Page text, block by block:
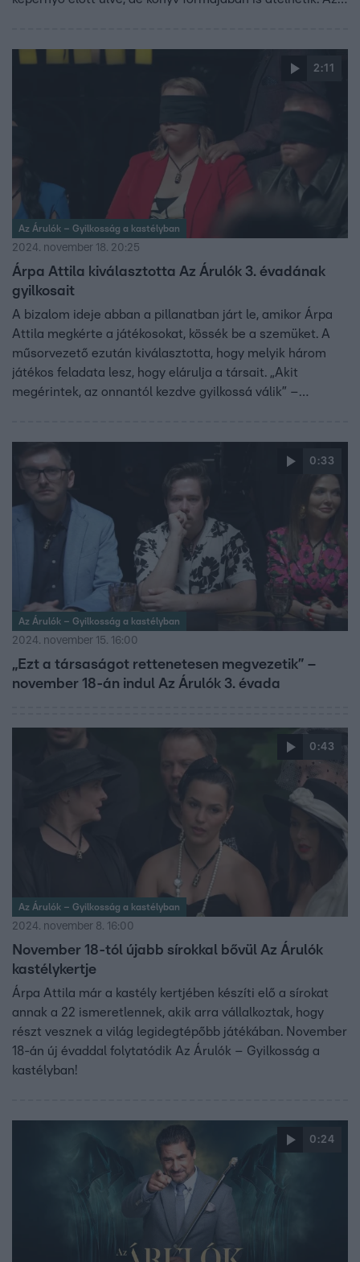
figyeljék az eseményeket, hanem maguk is aktív
szereplőkké váljanak. De vajon a formátum képes-e
visszaadni a tévéműsor feszültségét és fordulatait?
2:11
Az Árulók – Gyilkosság a kastélyban
2024. november 18. 20:25
Árpa Attila kiválasztotta Az Árulók 3. évadának
gyilkosait
A bizalom ideje abban a pillanatban járt le, amikor Árpa
Attila megkérte a játékosokat, kössék be a szemüket. A
műsorvezető ezután kiválasztotta, hogy melyik három
játékos feladata lesz, hogy elárulja a társait. „Akit
megérintek, az onnantól kezdve gyilkossá válik” –
0:33
Az Árulók – Gyilkosság a kastélyban
2024. november 15. 16:00
„Ezt a társaságot rettenetesen megvezetik” –
november 18-án indul Az Árulók 3. évada
0:43
Az Árulók – Gyilkosság a kastélyban
2024. november 8. 16:00
November 18-tól újabb sírokkal bővül Az Árulók
kastélykertje
Árpa Attila már a kastély kertjében készíti elő a sírokat
annak a 22 ismeretlennek, akik arra vállalkoztak, hogy
részt vesznek a világ legidegtépőbb játékában. November
18-án új évaddal folytatódik Az Árulók – Gyilkosság a
kastélyban!
0:24